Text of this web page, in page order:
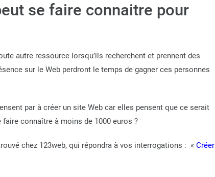
se faire connaitre pour
autre ressource lorsqu’ils recherchent et prennent des
sur le Web perdront le temps de gagner ces personnes
par à créer un site Web car elles pensent que ce serait
connaître à moins de 1000 euros ?
chez 123web, qui répondra à vos interrogations : « Créer